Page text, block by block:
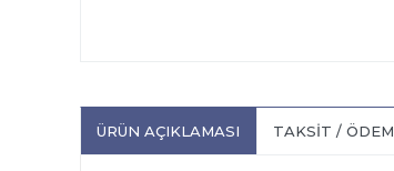
ÜRÜN AÇIKLAMASI TAKSIT /